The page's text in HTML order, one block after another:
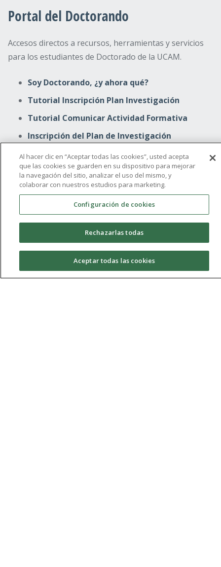
Portal del Doctorando
Accesos directos a recursos, herramientas y servicios
para los estudiantes de Doctorado de la UCAM.
Soy Doctorando, ¿y ahora qué?
Tutorial Inscripción Plan Investigación
Tutorial Comunicar Actividad Formativa
Inscripción del Plan de Investigación
Depósito y Defensa de Tesis
Modificación del Plan de Investigación
Mención Industrial
Mención Internacional
Ir al Portal del Doctorando
Al hacer clic en “Aceptar todas las cookies”, usted acepta
que las cookies se guarden en su dispositivo para mejorar
la navegación del sitio, analizar el uso del mismo, y
colaborar con nuestros estudios para marketing.
Configuración de cookies
Rechazarlas todas
Aceptar todas las cookies